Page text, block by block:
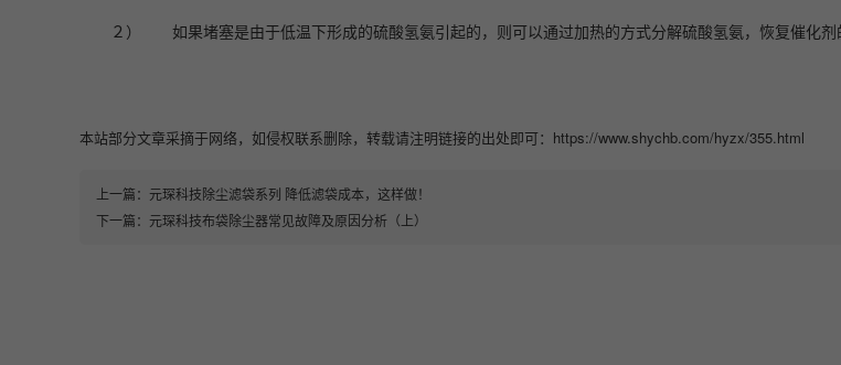
２） 如果堵塞是由于低温下形成的硫酸氢氨引起的，则可以通过加热的方式分解硫酸氢氨，恢复催化剂
本站部分文章采摘于网络，如侵权联系删除，转载请注明链接的出处即可：https://www.shychb.com/hyzx/355.html
上一篇： 元琛科技除尘滤袋系列 降低滤袋成本，这样做！
下一篇： 元琛科技布袋除尘器常见故障及原因分析（上）